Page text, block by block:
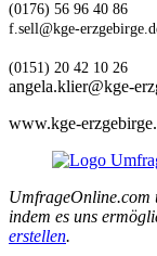
(0176) 56 96 40 86
f.sell@kge-
(0151) 20 42 10 26
angela.klier@kge-
www.kge-
UmfrageOnline.com
indem es uns
erstellen.